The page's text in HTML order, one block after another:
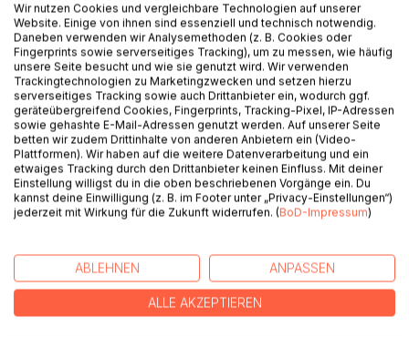
BESCHREIBUNG
Als Aline erfährt, dass sie in einen verrückten Bürgerkrieg
um ein berüchtigtes Rätsel geraten ist, ergibt Manches,
was sie jüngst erlebt hat, auf einmal Sinn. Sie möchte das
Rätsel für den Zauberer Koppschoster lösen, obwohl die
Hexe Pumpe sie aufhalten will, mit immer gewiefteren
Schandtaten.
Die Schlachtfelder erstrecken sich bald über die Erzählung
hinaus; so lässt sich etwa der Autor leichtfertig seine
Schmierzettel von Aline stehlen, und sogar der Leser wird
Irrgarten herauszuhelfen.
Wir nutzen Cookies und vergleichbare Technologien auf unserer
Website. Einige von ihnen sind essenziell und technisch notwendig.
Daneben verwenden wir Analysemethoden (z. B. Cookies oder
Fingerprints sowie serverseitiges Tracking), um zu messen, wie häufig
unsere Seite besucht und wie sie genutzt wird. Wir verwenden
Trackingtechnologien zu Marketingzwecken und setzen hierzu
serverseitiges Tracking sowie auch Drittanbieter ein, wodurch ggf.
geräteübergreifend Cookies, Fingerprints, Tracking-Pixel, IP-Adressen
sowie gehashte E-Mail-Adressen genutzt werden. Auf unserer Seite
betten wir zudem Drittinhalte von anderen Anbietern ein (Video-
Plattformen). Wir haben auf die weitere Datenverarbeitung und ein
etwaiges Tracking durch den Drittanbieter keinen Einfluss. Mit deiner
Einstellung willigst du in die oben beschriebenen Vorgänge ein. Du
kannst deine Einwilligung (z. B. im Footer unter „Privacy-Einstellungen“)
jederzeit mit Wirkung für die Zukunft widerrufen. (BoD-Impressum)
ABLEHNEN ANPASSEN
ALLE AKZEPTIEREN